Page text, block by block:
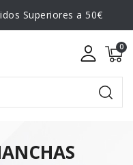
Superiores a 50€